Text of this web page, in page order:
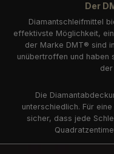
Der
Diamantschleifmittel
effektivste Möglichkeit,
der Marke DMT® sind
unübertroffen und haben
Die
unterschiedlich. Für
sicher, dass jede